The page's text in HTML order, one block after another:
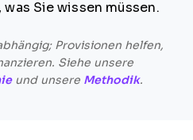
Sie wissen müssen.
Provisionen helfen,
Siehe unsere
und unsere Methodik.